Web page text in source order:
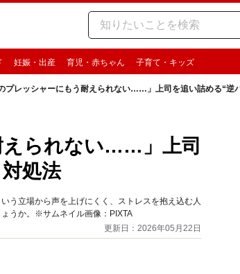
妊娠・出産 育児・赤ちゃん 子育て・キッズ
プレッシャーにもう耐えられない……」上司を追い詰める“逆
えられない……」上司
処法
う立場から声を上げにくく、ストレスを抱え込む人
うか。※サムネイル画像：PIXTA
更新日：2026年05月22日